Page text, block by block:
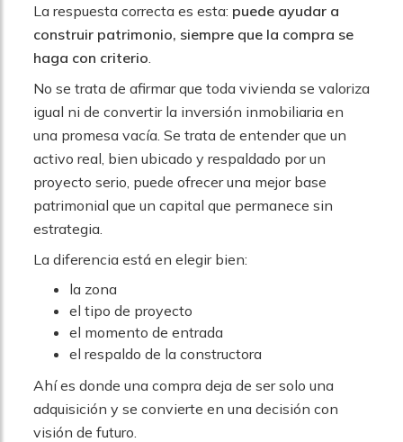
La respuesta correcta es esta: puede ayudar a
construir patrimonio, siempre que la compra se
haga con criterio
No se trata de afirmar que toda vivienda se valoriza
igual ni de convertir la inversión inmobiliaria en
una promesa vacía. Se trata de entender que un
activo real, bien ubicado y respaldado por un
proyecto serio, puede ofrecer una mejor base
patrimonial que un capital que permanece sin
estrategia.
La diferencia está en elegir bien:
la zona
el tipo de proyecto
el momento de entrada
el respaldo de la constructora
Ahí es donde una compra deja de ser solo una
adquisición y se convierte en una decisión con
visión de futuro.